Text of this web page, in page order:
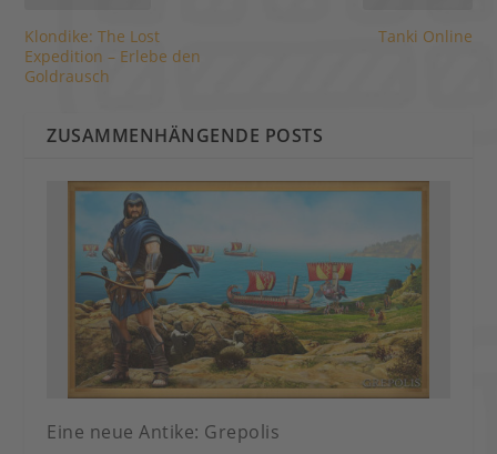
Klondike: The Lost
Expedition – Erlebe den
Goldrausch
Tanki Online
ZUSAMMENHÄNGENDE POSTS
Eine neue Antike: Grepolis